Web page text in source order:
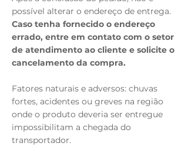
possível alterar o endereço de entrega.
Caso tenha fornecido o endereço
errado, entre em contato com o setor
de atendimento ao cliente e solicite o
cancelamento da compra.
Fatores naturais e adversos: chuvas
fortes, acidentes ou greves na região
onde o produto deveria ser entregue
impossibilitam a chegada do
transportador.